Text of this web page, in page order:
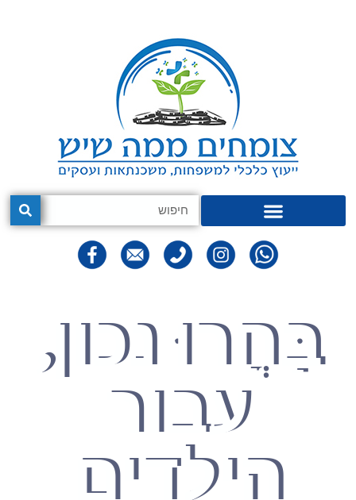
בַּחֲרוּ נכון,
עבור
הילדים